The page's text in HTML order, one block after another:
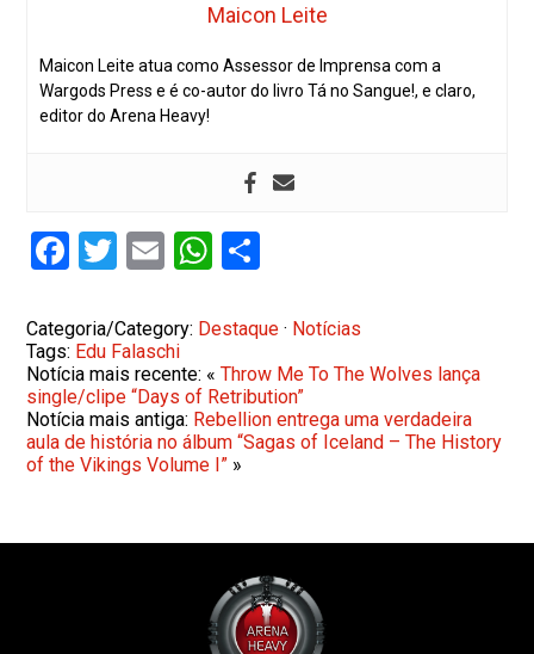
Maicon Leite
Maicon Leite atua como Assessor de Imprensa com a
Wargods Press e é co-autor do livro Tá no Sangue!, e claro,
editor do Arena Heavy!
Facebook
Twitter
EmailWhatsApp
Categoria/Category: Destaque · Notícias
Tags: Edu Falaschi
Notícia mais recente: «Throw Me To The Wolves lança
single/clipe “Days of Retribution”
Notícia mais antiga: Rebellion entrega uma verdadeira
aula de história no álbum “Sagas of Iceland – The History
of the Vikings Volume I” »